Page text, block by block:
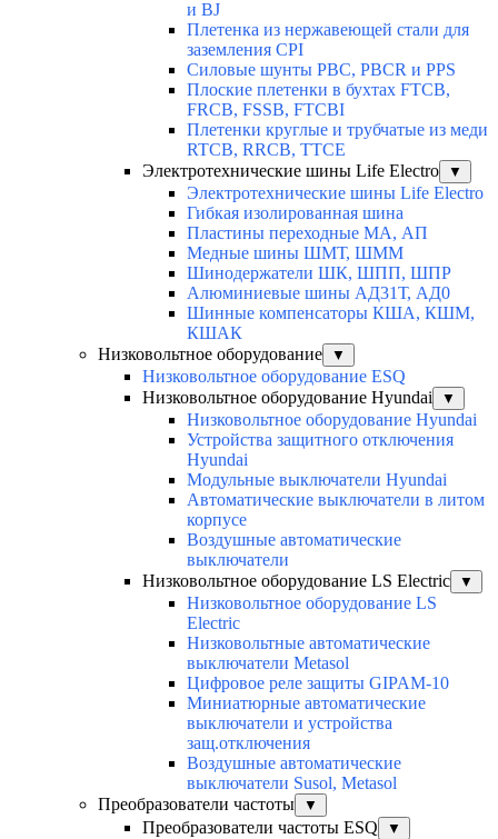
и BJ
Плетенка из нержавеющей стали для
заземления CPI
Силовые шунты PBC, PBCR и PPS
Плоские плетенки в бухтах FTCB,
FRCB, FSSB, FTCBI
Плетенки круглые и трубчатые из меди
RTCB, RRCB, TTCE
Электротехнические шины Life Electro
▼
Электротехнические шины Life Electro
Гибкая изолированная шина
Пластины переходные МА, АП
Медные шины ШМТ, ШММ
Шинодержатели ШК, ШПП, ШПР
Алюминиевые шины АД31Т, АД0
Шинные компенсаторы КША, КШМ,
КШАК
Низковольтное оборудование
▼
Низковольтное оборудование ESQ
Низковольтное оборудование Hyundai
▼
Низковольтное оборудование Hyundai
Устройства защитного отключения
Hyundai
Модульные выключатели Hyundai
Автоматические выключатели в литом
корпусе
Воздушные автоматические
выключатели
Низковольтное оборудование LS Electric
▼
Низковольтное оборудование LS
Electric
Низковольтные автоматические
выключатели Metasol
Цифровое реле защиты GIPAM-10
Миниатюрные автоматические
выключатели и устройства
защ.отключения
Воздушные автоматические
выключатели Susol, Metasol
Преобразователи частоты
▼
Преобразователи частоты ESQ ▼